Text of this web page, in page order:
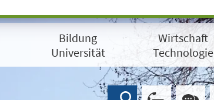
Bildung
Universität
Wirtschaft
Technologie